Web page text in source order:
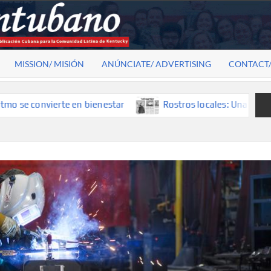
MISSION/ MISIÓN ANÚNCIATE/ ADVERTISING
en bienestar Rostros locales: Una mirada que